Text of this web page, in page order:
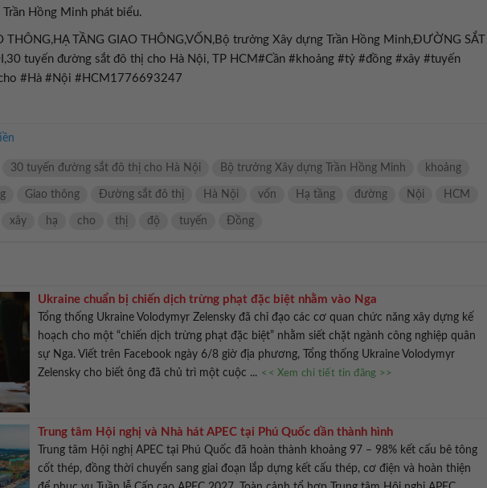
Hồng Minh phát biểu.
THÔNG,HẠ TẦNG GIAO THÔNG,VỐN,Bộ trưởng Xây dựng Trần Hồng Minh,ĐƯỜNG SẮT
tuyến đường sắt đô thị cho Hà Nội, TP HCM#Cần #khoảng #tỷ #đồng #xây #tuyến
#Hà #Nội #HCM1776693247
30 tuyến đường sắt đô thị cho Hà Nội Bộ trưởng Xây dựng Trần Hồng Minh khoảng
Giao thông Đường sắt đô thị Hà Nội vốn Hạ tầng đường Nội HCM
xây hạ cho thị độ tuyến Đồng
Ukraine chuẩn bị chiến dịch trừng phạt đặc biệt nhằm vào Nga
Tổng thống Ukraine Volodymyr Zelensky đã chỉ đạo các cơ quan chức năng xây dựng kế
hoạch cho một “chiến dịch trừng phạt đặc biệt” nhằm siết chặt ngành công nghiệp quân
sự Nga. Viết trên Facebook ngày 6/8 giờ địa phương, Tổng thống Ukraine Volodymyr
Zelensky cho biết ông đã chủ trì một cuộc ... << Xem chi tiết tin đăng >>
Trung tâm Hội nghị và Nhà hát APEC tại Phú Quốc dần thành hình
Trung tâm Hội nghị APEC tại Phú Quốc đã hoàn thành khoảng 97 – 98% kết cấu bê tông
cốt thép, đồng thời chuyển sang giai đoạn lắp dựng kết cấu thép, cơ điện và hoàn thiện